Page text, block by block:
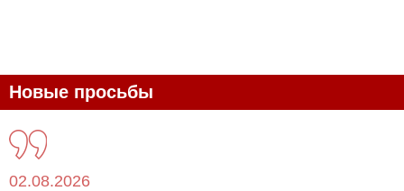
Новые просьбы
02.08.2026